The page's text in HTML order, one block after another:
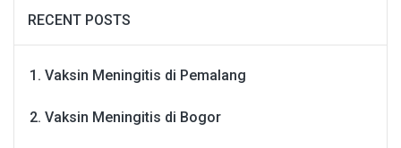
RECENT POSTS
Vaksin Meningitis di Pemalang
Vaksin Meningitis di Bogor